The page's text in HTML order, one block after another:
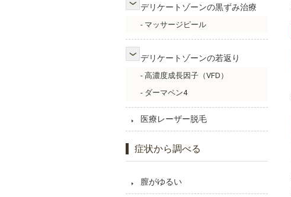
デリケートゾーンの黒ずみ治療
- マッサージピール
デリケートゾーンの若返り
- 高濃度成長因子（VFD）
- ダーマペン4
医療レーザー脱毛
症状から調べる
膣がゆるい